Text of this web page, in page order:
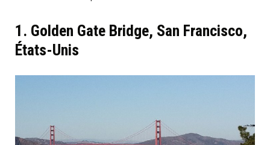
1. Golden Gate Bridge, San Francisco,
États-Unis